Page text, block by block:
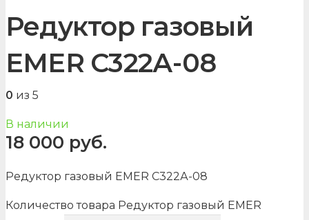
Редуктор газовый
EMER С322А-08
0 из 5
В наличии
18 000 руб.
Редуктор газовый EMER С322А-08
Количество товара Редуктор газовый EMER